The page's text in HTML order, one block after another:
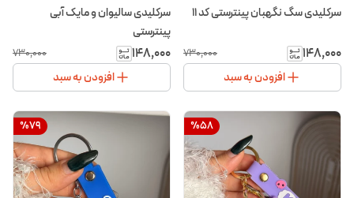
سرکلیدی سگ نگهبان پینترستی کد ۱۱
۱۴۸٬۰۰۰ ۷۳۰٬۰۰۰
افزودن به سبد
سرکلیدی سالیوان و مایک آبی
پینترستی
۱۴۸٬۰۰۰ ۷۳۰٬۰۰۰
افزودن به سبد
%58
%79